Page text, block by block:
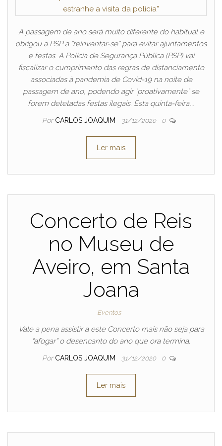
A passagem de ano será muito diferente do habitual e
obrigou a PSP a “reinventar-se” para evitar ajuntamentos
e festas. A Polícia de Segurança Pública (PSP) vai
fiscalizar o cumprimento das regras de distanciamento
associadas à pandemia de Covid-19 na noite de
passagem de ano, podendo agir “proativamente” se
forem detetadas festas ilegais. Esta quinta-feira,…
Por CARLOS JOAQUIM 31/12/2020 0
Ler mais
Concerto de Reis
no Museu de
Aveiro, em Santa
Joana
Eventos
Vale a pena assistir a este Concerto mais não seja para
“afogar” o desencanto do ano que ora termina.
Por CARLOS JOAQUIM 31/12/2020 0
Ler mais